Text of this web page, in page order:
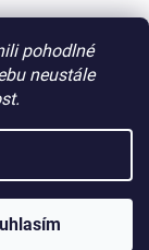
pohodlné
neustále